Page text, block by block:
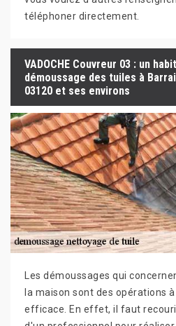
téléphoner directement.
VADOCHE Couvreur 03 : un
démoussage des tuiles à
03120 et ses environs
Les démoussages qui
la maison sont des opérations
efficace. En effet, il faut